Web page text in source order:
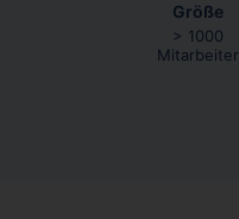
Größe
> 1000
Mitarbeiter